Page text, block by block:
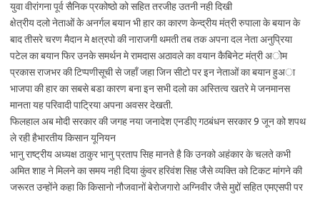
युवा वीरांगना पूर्व सैनिक प्रकोष्ठो को सहित तरजीह उतनी नही दिखी
क्षेत्रीय दलो नेताओं के अनर्गल बयान भी हार का कारण केन्द्रीय मंत्री रुपाला के बयान के
बाद तीसरे चरण मैदान मे क्षत्रपो की नाराजगी थमती तब तक अपना दल नेता अनुप्रिया
पटेल का बयान फिर उनके समर्थन मे रामदास अठावले का वयान कैबिनेट मंत्री अोम
प्रकास राजभर की टिप्पणीसूची से जहाँ जहा जिन सीटो पर इन नेताओं का बयान हुअा
भाजपा की हार का सबसे बडा कारण बना इन सभी दलो का अस्तित्व खतरे मे जनमानस
मानता यह परिवादी पाट्रिया अपना अवसर देखती.
फिलहाल अब मोदी सरकार की जगह नया जनादेश एनडीए गठबंधन सरकार 9 जून को शपथ
ले रही हैभारतीय किसान यूनियन
भानु राष्ट्रीय अध्यक्ष ठाकुर भानु प्रताप सिह मानते है कि उनको अहंकार के चलते कभी
अमित शाह ने मिलने का समय नही दिया कुंवर हरिवंश सिह जैसे व्यक्ति को टिकट मांगने की
जरूरत उन्होंने कहा कि किसानो नौजवानों बेरोजगारो अग्निवीर जैसे मुद्दों सहित एमएसपी पर